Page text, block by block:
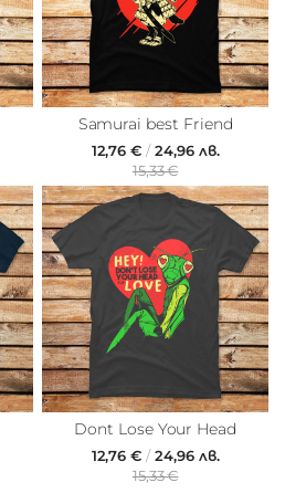
Samurai best Friend
12,76 €/24,96 лв.
15,33 €
Dont Lose Your Head
12,76 €/24,96 лв.
15,33 €